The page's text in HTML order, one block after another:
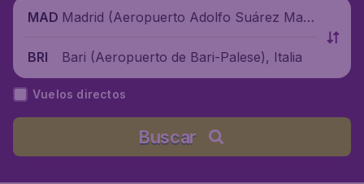
MAD Madrid (Aeropuerto Adolfo Suárez Madr
BRI
Bari (Aeropuerto de Bari-Palese), Italia
Vuelos directos
Buscar